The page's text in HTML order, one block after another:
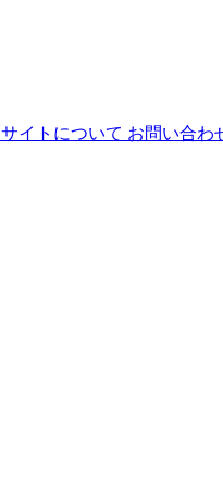
サイトについて お問い合わ